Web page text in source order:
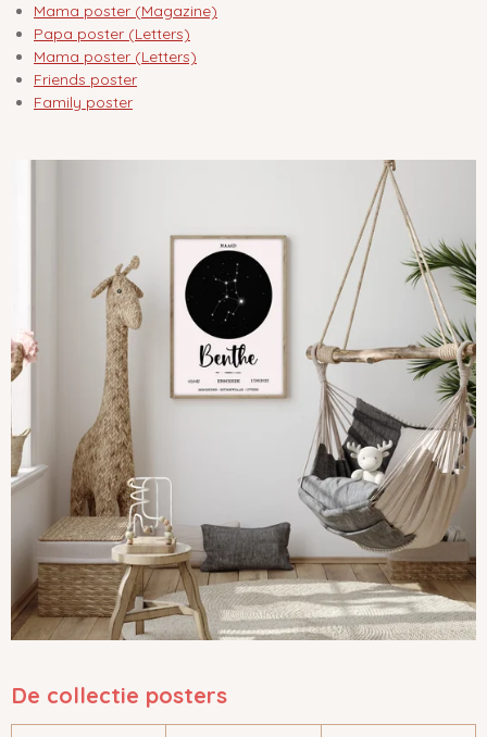
Mama poster (Magazine)
Papa poster (Letters)
Mama poster (Letters)
Friends poster
Family poster
De collectie posters